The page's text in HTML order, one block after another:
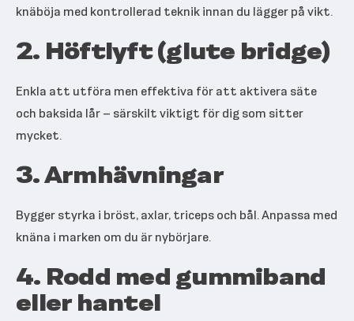
knäböja med kontrollerad teknik innan du lägger på vikt.
2. Höftlyft (glute bridge)
Enkla att utföra men effektiva för att aktivera säte
och baksida lår – särskilt viktigt för dig som sitter
mycket.
3. Armhävningar
Bygger styrka i bröst, axlar, triceps och bål. Anpassa med
knäna i marken om du är nybörjare.
4. Rodd med gummiband
eller hantel